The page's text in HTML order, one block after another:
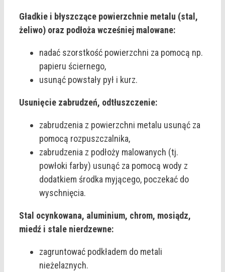
Gładkie i błyszczące powierzchnie metalu (stal,
żeliwo) oraz podłoża wcześniej malowane:
nadać szorstkość powierzchni za pomocą np.
papieru ściernego,
usunąć powstały pył i kurz.
Usunięcie zabrudzeń, odtłuszczenie:
zabrudzenia z powierzchni metalu usunąć za
pomocą rozpuszczalnika,
zabrudzenia z podłoży malowanych (tj.
powłoki farby) usunąć za pomocą wody z
dodatkiem środka myjącego, poczekać do
wyschnięcia.
Stal ocynkowana, aluminium, chrom, mosiądz,
miedź i stale nierdzewne:
zagruntować podkładem do metali
nieżelaznych.